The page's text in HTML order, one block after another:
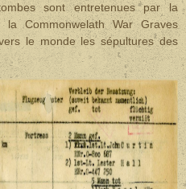
sont entretenues par la
Commonwelath War Graves
le monde les sépultures des